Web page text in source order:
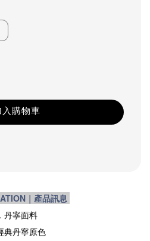
入購物車
｜產品訊息
．丹寧面料
典丹寧原色